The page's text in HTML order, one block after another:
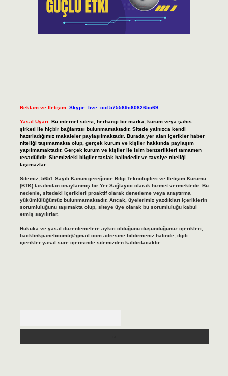
Reklam ve İletişim: Skype: live:.cid.575569c608265c69
Yasal Uyarı: Bu internet sitesi, herhangi bir marka, kurum veya şahıs
şirketi ile hiçbir bağlantısı bulunmamaktadır. Sitede yalnızca kendi
hazırladığımız makaleler paylaşılmaktadır. Burada yer alan içerikler haber
niteliği taşımamakta olup, gerçek kurum ve kişiler hakkında paylaşım
yapılmamaktadır. Gerçek kurum ve kişiler ile isim benzerlikleri tamamen
tesadüfidir. Sitemizdeki bilgiler taslak halindedir ve tavsiye niteliği
taşımazlar.
Sitemiz, 5651 Sayılı Kanun gereğince Bilgi Teknolojileri ve İletişim Kurumu
(BTK) tarafından onaylanmış bir Yer Sağlayıcı olarak hizmet vermektedir. Bu
nedenle, sitedeki içerikleri proaktif olarak denetleme veya araştırma
yükümlülüğümüz bulunmamaktadır. Ancak, üyelerimiz yazdıkları içeriklerin
sorumluluğunu taşımakta olup, siteye üye olarak bu sorumluluğu kabul
etmiş sayılırlar.
Hukuka ve yasal düzenlemelere aykırı olduğunu düşündüğünüz içerikleri,
backlinkpanelicomtr@gmail.comadresine bildirmeniz halinde, ilgili
içerikler yasal süre içerisinde sitemizden kaldırılacaktır.